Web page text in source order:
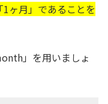
ヶ月」であることを
」を用いましょ